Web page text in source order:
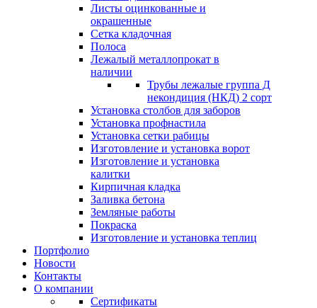
Листы оцинкованные и
окрашенные
Сетка кладочная
Полоса
Лежалый металлопрокат в
наличии
Трубы лежалые группа Д
некондиция (НКД) 2 сорт
Установка столбов для заборов
Установка профнастила
Установка сетки рабицы
Изготовление и установка ворот
Изготовление и установка
калитки
Кирпичная кладка
Заливка бетона
Земляные работы
Покраска
Изготовление и установка теплиц
Портфолио
Новости
Контакты
О компании
Сертификаты